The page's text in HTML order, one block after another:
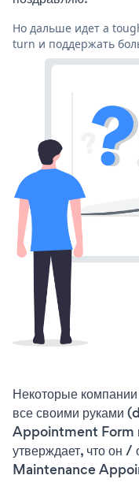
Но дальше идет a
turn и поддержать
Некоторые
все своими руками
Appointment Form
утверждает, что он /
Maintenance